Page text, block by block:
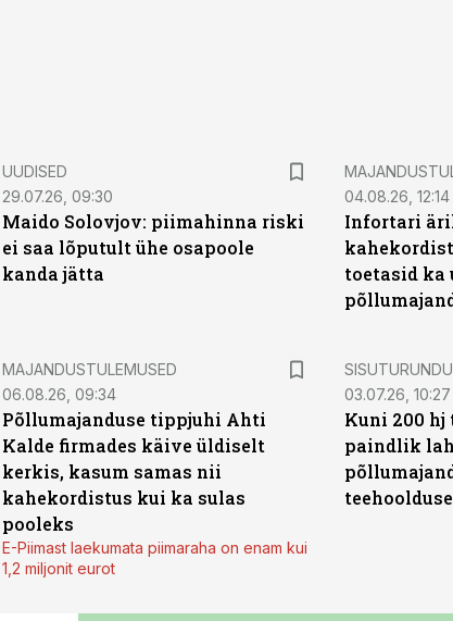
UUDISED
29.07.26, 09:30
Maido Solovjov: piimahinna riski
ei saa lõputult ühe osapoole
kanda jätta
04.08.26, 12:14
Infortari
toetasid ka
MAJANDUSTULEMUSED
06.08.26, 09:34
Põllumajanduse tippjuhi Ahti
Kalde firmades käive üldiselt
kerkis, kasum samas nii
kahekordistus kui ka sulas
pooleks
E-Piimast laekumata piimaraha on enam kui
1,2 miljonit eurot
ST
03.07.26, 10:27
Kuni 200
paindlik